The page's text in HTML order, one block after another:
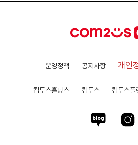
운영정책 공지사항 개인
컴투스홀딩스 컴투스 컴투스플